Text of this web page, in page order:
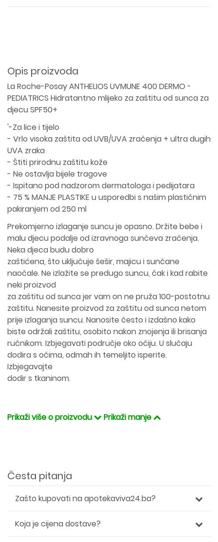
Opis proizvoda
La Roche-Posay ANTHELIOS UVMUNE 400 DERMO -
PEDIATRICS Hidratantno mlijeko za zaštitu od sunca za
djecu SPF50+
'-Za lice i tijelo
- Vrlo visoka zaštita od UVB/UVA zračenja + ultra dugih
UVA zraka
- Štiti prirodnu zaštitu kože
- Ne ostavlja bijele tragove
- Ispitano pod nadzorom dermatologa i pedijatara
- 75 % MANJE PLASTIKE u usporedbi s našim plastičnim
pakiranjem od 250 ml
Prekomjerno izlaganje suncu je opasno. Držite bebe i
malu djecu podalje od izravnoga sunčeva zračenja.
Neka djeca budu dobro
zaštićena, što uključuje šešir, majicu i sunčane
naočale. Ne izlažite se predugo suncu, čak i kad rabite
neki proizvod
za zaštitu od sunca jer vam on ne pruža 100-postotnu
zaštitu. Nanesite proizvod za zaštitu od sunca netom
prije izlaganja suncu. Nanosite često i izdašno kako
biste održali zaštitu, osobito nakon znojenja ili brisanja
ručnikom. Izbjegavati područje oko očiju. U slučaju
dodira s očima, odmah ih temeljito isperite.
Izbjegavajte
dodir s tkaninom.
Prikaži više o proizvodu Prikaži manje
Česta pitanja
Zašto kupovati na apotekaviva24.ba?
Koja je cijena dostave?